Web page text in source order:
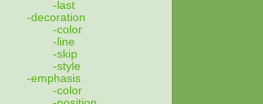
-last
-decoration
-color
-line
-skip
-style
-emphasis
-color